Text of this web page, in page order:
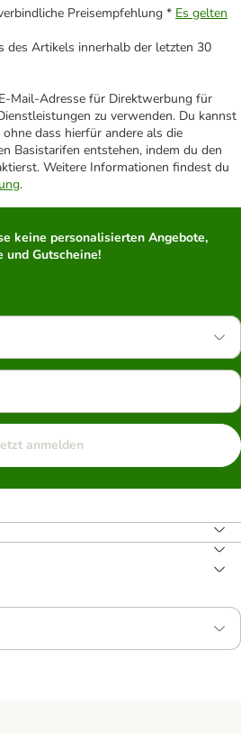
Preisempfehlung * Es gelten
des Artikels innerhalb der letzten 30
Mail-Adresse für Direktwerbung für
zu verwenden. Du kannst
dass hierfür andere als die
Basistarifen entstehen, indem du den
Weitere Informationen findest du
.
keine personalisierten Angebote,
und Gutscheine!
anmelden